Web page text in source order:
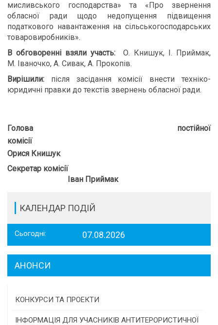
мисливського господарства» та «Про звернення
обласної ради щодо недопущення підвищення
податкового навантаження на сільськогосподарських
товаровиробників».
В обговоренні взяли участь:
О. Книшук, І. Приймак,
М. Іваночко, А. Сивак, А. Прокопів.
Вирішили: після засідання комісії внести техніко-
юридичні правки до текстів звернень обласної ради.
Голова постійної
комісії
Орися Книшук
Секретар комісії
Іван Приймак
КАЛЕНДАР ПОДІЙ
Сьогодні: 07.08.2026
АНОНСИ
КОНКУРСИ ТА ПРОЕКТИ
Конкурс проектів та програм місцевого
ІНФОРМАЦІЯ ДЛЯ УЧАСНИКІВ АНТИТЕРОРИСТИЧНОЇ